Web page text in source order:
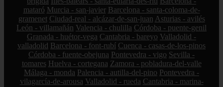
mataró Murcia - san-javier Barcelona - santa-coloma-de-
gramenet Ciudad-real - alcázar-de-san-juan Asturias - avilés
León - villamañán Valencia - chulilla Córdoba - puente-genil
Granada - huétor-vega Cantabria - bareyo Valladolid -
valladolid Barcelona - font-rubí Cuenca - casas-de-los-pinos
Córdoba - fuente-obejuna Pontevedra - vigo Sevilla -
tomares Huelva - cortegana Zamora - pobladura-del-valle
Málaga - monda Palencia - autilla-del-pino Pontevedra -
vilagarcía-de-arousa Valladolid - rueda Cantabria - marina-